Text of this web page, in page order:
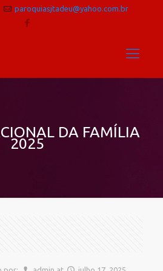
paroquiasjtadeu@yahoo.com.br
DA FAMÍLIA
2025